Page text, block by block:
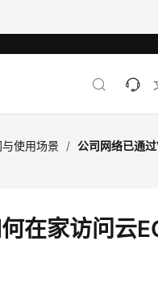
与使用场景 / 公司网络已通
在家访问云